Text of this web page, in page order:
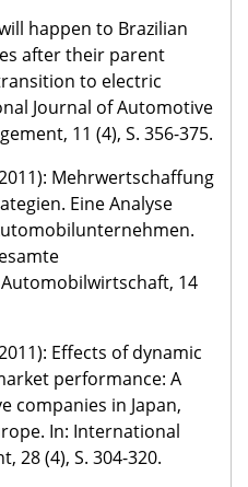
happen to Brazilian
after their parent
to electric
Journal of Automotive
11 (4), S. 356-375.
Mehrwertschaffung
Eine Analyse
14
Effects of dynamic
performance: A
companies in Japan,
In: International
28 (4), S. 304-320.